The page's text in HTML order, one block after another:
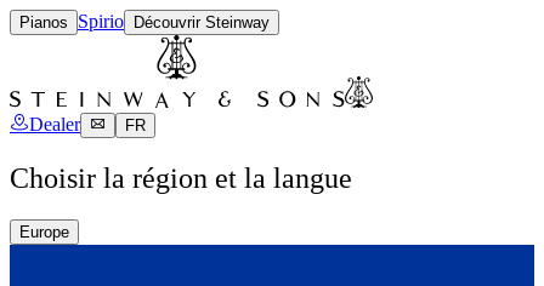
Pianos Spirio Découvrir Steinway
Dealer FR
Choisir la région et la langue
Europe